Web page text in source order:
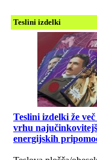
Teslini izdelki
Teslini izdelki že
vrhu
energijskih